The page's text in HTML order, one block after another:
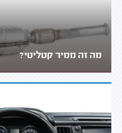
מה זה ממיר קטליטי?